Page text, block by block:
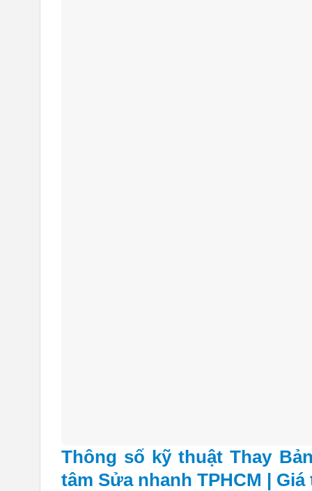
Thông số kỹ thuật Thay
tâm Sửa nhanh TPHCM |